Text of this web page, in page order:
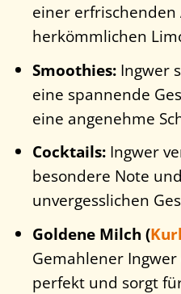
einer erfrischenden
herkömmlichen
Smoothies:Ingwer
eine spannende
eine angenehme
Cocktails:Ingwer
besondere Note
unvergesslichen
Goldene Milch (
Gemahlener
perfekt und sorgt